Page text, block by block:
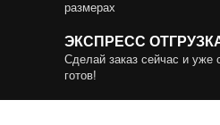
размерах
ЭКСПРЕСС
Сделай заказ сейчас и уже
готов!